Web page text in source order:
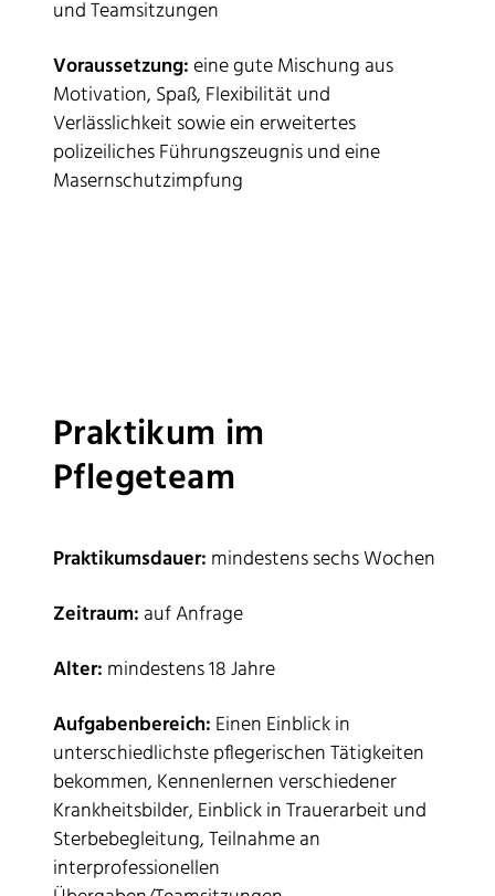
und Teamsitzungen
Voraussetzung:eine gute Mischung aus
Motivation, Spaß, Flexibilität und
Verlässlichkeit sowie ein erweitertes
polizeiliches Führungszeugnis und eine
Masernschutzimpfung
Praktikum im
Pflegeteam
Praktikumsdauer: mindestens sechs Wochen
Zeitraum: auf Anfrage
Alter: mindestens 18 Jahre
Aufgabenbereich: Einen Einblick in
unterschiedlichste pflegerischen Tätigkeiten
bekommen, Kennenlernen verschiedener
Krankheitsbilder, Einblick in Trauerarbeit und
Sterbebegleitung, Teilnahme an
interprofessionellen